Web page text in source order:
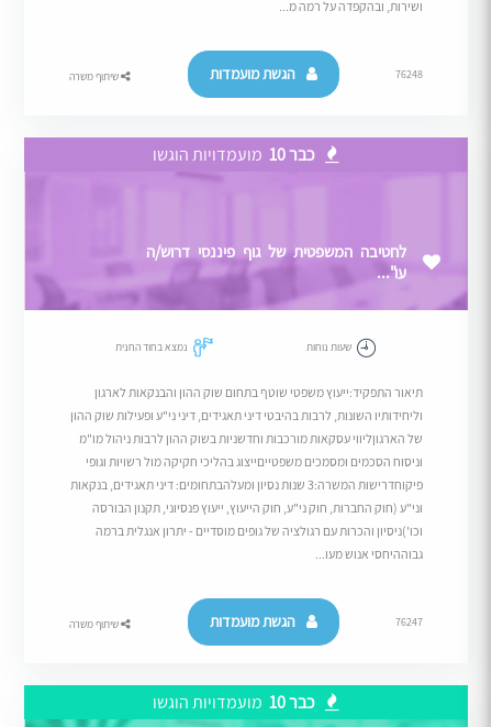
ושירות, ובהקפדה על רמה מ...
76248 הגשת מועמדות שיתוף משרה
כבר 10 מועמדויות הוגשו
לחטיבה המשפטית של גוף פיננסי דרוש/ה
עו"...
שעות נוחות נמצא בחוד החנית
תיאור התפקיד:ייעוץ משפטי שוטף בתחום שוק ההון והבנקאות לארגון
וליחידותיו השונות, לרבות בהיבטי דיני תאגידים, דיני ני"ע ופעילות שוק ההון
של הארגוןליווי עסקאות מורכבות וחדשניות בשוק ההון לרבות ניהול מו"מ
וניסוח הסכמים ומסמכים משפטייםייצוג בהליכי חקיקה מול רשויות וגופי
פיקוחדרישות המשרה:3 שנות נסיון ומעלהבתחומים: דיני תאגידים, בנקאות
וני"ע (חוק החברות, חוק ני"ע, חוק הייעוץ, ייעוץ פנסיוני, תקנון הבורסה
וכו')ניסיון והכרות עם רגולציה של גופים מוסדיים - יתרון אנגלית ברמה
גבוההיחסי אנוש מעו...
76247 הגשת מועמדות שיתוף משרה
כבר 10 מועמדויות הוגשו